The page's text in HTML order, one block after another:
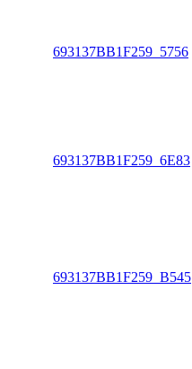
693137BB1F259_5756
693137BB1F259_6E83
693137BB1F259_B545